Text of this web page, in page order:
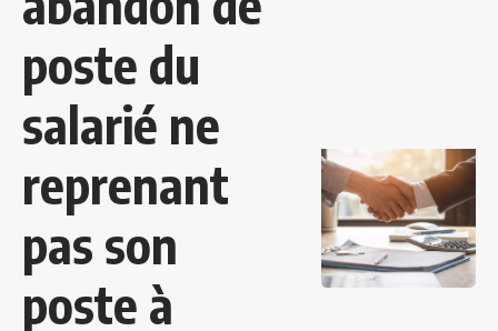
poste du
salarié ne
reprenant
pas son
poste à